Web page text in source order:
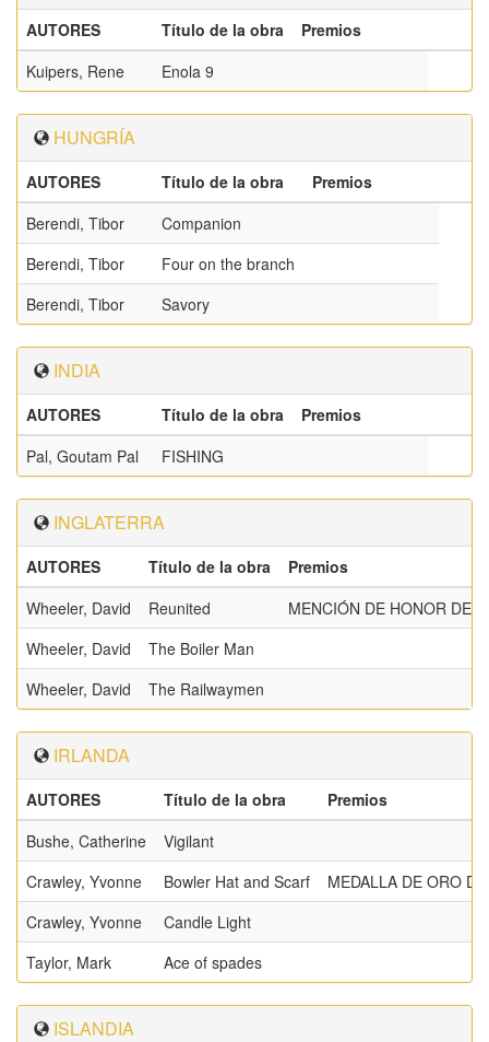
AUTORES Título de la obra
Premios
Kuipers, Rene
Enola 9
HUNGRÍA
AUTORES Título de la obra
Premios
Berendi, Tibor
Companion
Berendi, Tibor
Four on the branch
Berendi, Tibor
Savory
INDIA
AUTORES Título de la obra
Premios
Pal, Goutam Pal
FISHING
INGLATERRA
AUTORES Título de la obra
Premios
Wheeler, David
Reunited
MENCIÓN DE HONOR DE
Wheeler, David
The Boiler Man
Wheeler, David
The Railwaymen
IRLANDA
AUTORES Título de la obra
Premios
Bushe, Catherine
Vigilant
Crawley, Yvonne
Bowler Hat and Scarf
MEDALLA DE ORO
Crawley, Yvonne
Candle Light
Taylor, Mark
Ace of spades
ISLANDIA